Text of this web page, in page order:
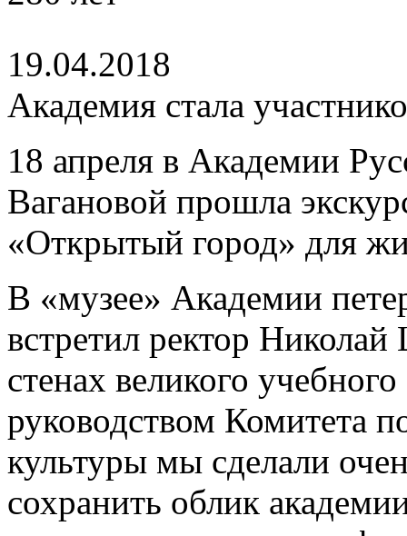
19.04.2018
Академия стала
18 апреля в Академии
Вагановой прошла
«Открытый город» для
В «музее» Академии
встретил ректор
стенах великого
руководством Комитета
культуры мы сделали
сохранить облик